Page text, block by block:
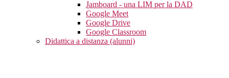
Jamboard - una LIM per la DAD
Google Meet
Google Drive
Google Classroom
Didattica a distanza (alunni)